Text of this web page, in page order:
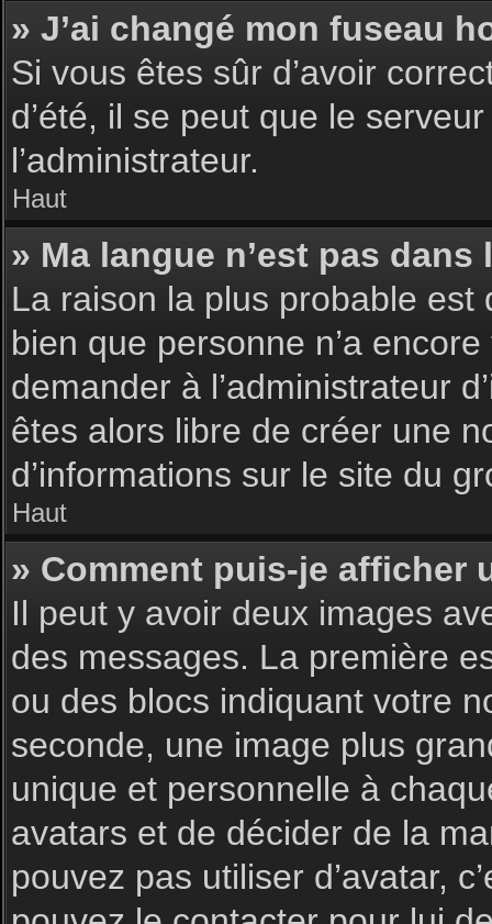
» J’ai changé mon fuseau
Si vous êtes sûr d’avoir
d’été, il se peut que le
l’administrateur.
Haut
» Ma langue n’est pas dans
La raison la plus probable est
bien que personne n’a
demander à l’administrateur
êtes alors libre de créer une
d’informations sur le site du
Haut
» Comment puis-je afficher
Il peut y avoir deux images
des messages. La première
ou des blocs indiquant votre
seconde, une image plus
unique et personnelle à
avatars et de décider de la
pouvez pas utiliser d’avatar,